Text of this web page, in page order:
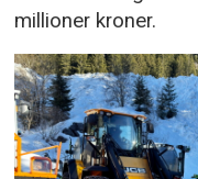
millioner kroner.